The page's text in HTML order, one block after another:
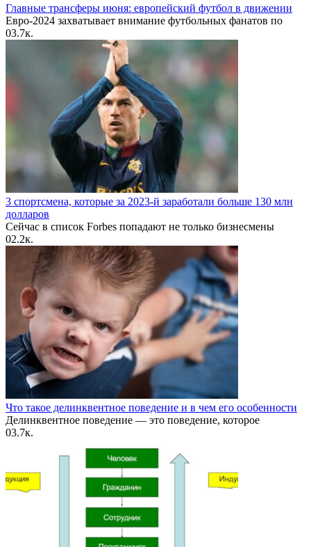
Главные трансферы июня: европейский футбол в движении
Евро-2024 захватывает внимание футбольных фанатов по
03.7к.
3 спортсмена, которые за 2023-й заработали больше 130 млн
долларов
Сейчас в список Forbes попадают не только бизнесмены
02.2к.
Что такое делинквентное поведение и в чем его особенности
Делинквентное поведение — это поведение, которое
03.7к.